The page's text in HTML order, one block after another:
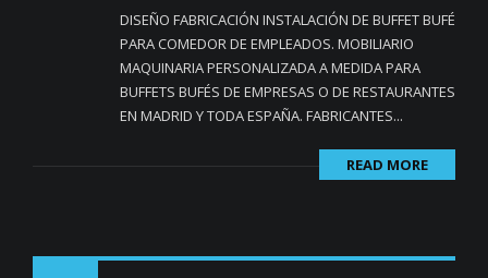
DISEÑO FABRICACIÓN INSTALACIÓN DE BUFFET BUFÉ
PARA COMEDOR DE EMPLEADOS. MOBILIARIO
MAQUINARIA PERSONALIZADA A MEDIDA PARA
BUFFETS BUFÉS DE EMPRESAS O DE RESTAURANTES
EN MADRID Y TODA ESPAÑA. FABRICANTES...
READ MORE